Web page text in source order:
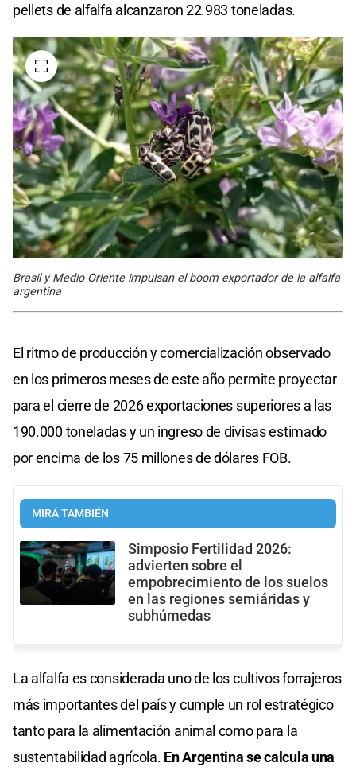
pellets de alfalfa alcanzaron 22.983 toneladas.
Brasil y Medio Oriente impulsan el boom exportador de la alfalfa
argentina
El ritmo de producción y comercialización observado
en los primeros meses de este año permite proyectar
para el cierre de 2026 exportaciones superiores a las
190.000 toneladas y un ingreso de divisas estimado
por encima de los 75 millones de dólares FOB.
MIRÁ TAMBIÉN
Simposio Fertilidad 2026:
advierten sobre el
empobrecimiento de los suelos
en las regiones semiáridas y
subhúmedas
La alfalfa es considerada uno de los cultivos forrajeros
más importantes del país y cumple un rol estratégico
tanto para la alimentación animal como para la
sustentabilidad agrícola. En Argentina se calcula una